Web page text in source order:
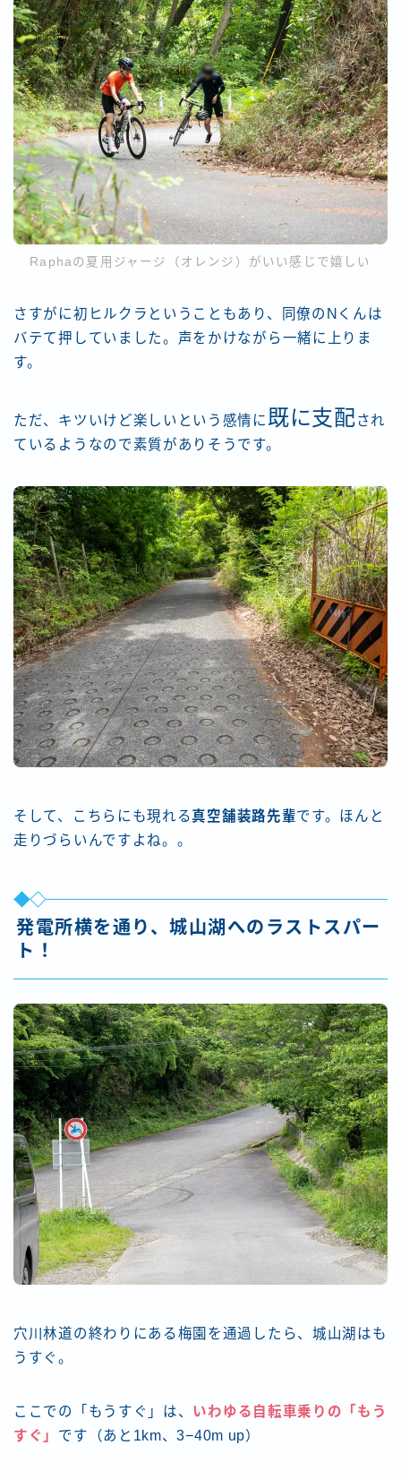
Raphaの夏用ジャージ（オレンジ）がいい感じで嬉しい
さすがに初ヒルクラということもあり、同僚のNくんは
バテて押していました。声をかけながら一緒に上りま
す。
ただ、キツいけど楽しいという感情に 既に支配され
ているようなので素質がありそうです。
そして、こちらにも現れる真空舗装路先輩です。ほんと
走りづらいんですよね。。
発電所横を通り、城山湖へのラストスパー
ト！
穴川林道の終わりにある梅園を通過したら、城山湖はも
うすぐ。
ここでの「もうすぐ」は、 いわゆる自転車乗りの「もう
すぐ」 です（あと1km、3−40m up）